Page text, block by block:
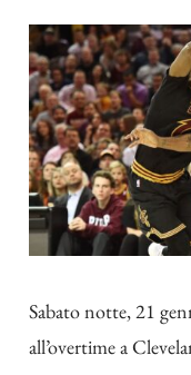
Sabato notte, 21
all’overtime a